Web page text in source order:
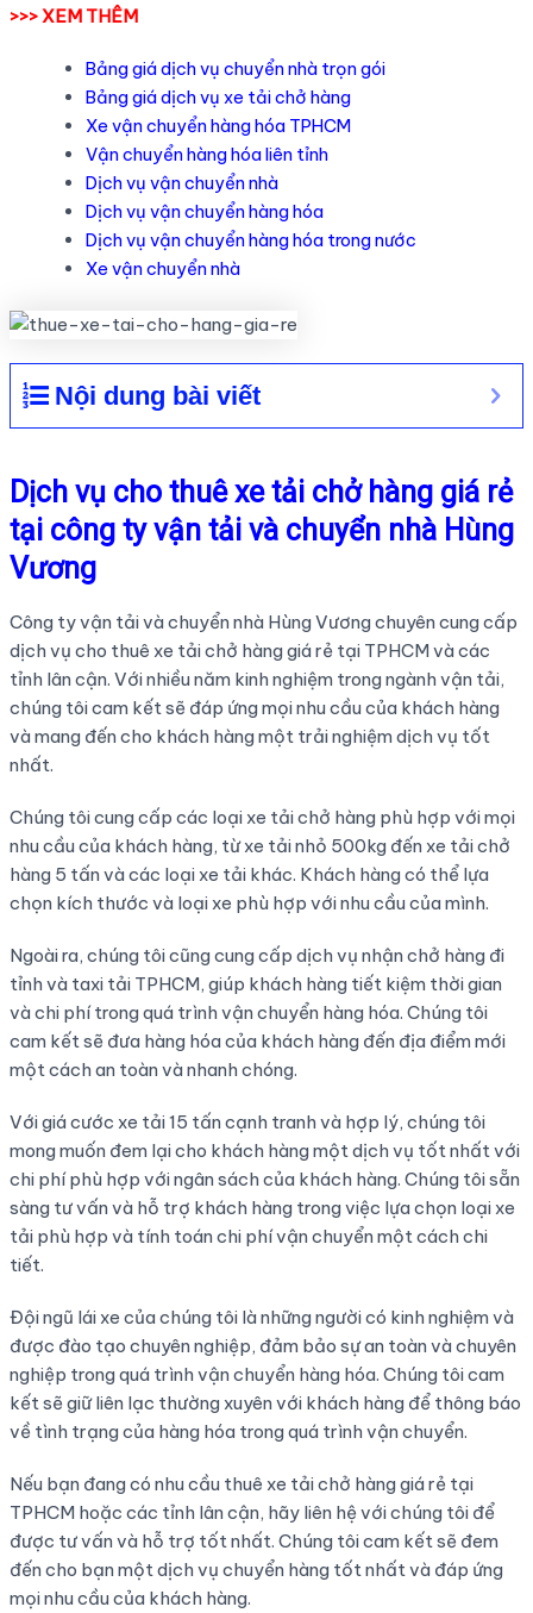
>>> XEM THÊM
Bảng giá dịch vụ chuyển nhà trọn gói
Bảng giá dịch vụ xe tải chở hàng
Xe vận chuyển hàng hóa TPHCM
Vận chuyển hàng hóa liên tỉnh
Dịch vụ vận chuyển nhà
Dịch vụ vận chuyển hàng hóa
Dịch vụ vận chuyển hàng hóa trong nước
Xe vận chuyển nhà
Nội dung bài viết
Dịch vụ cho thuê xe tải chở hàng giá rẻ
tại công ty vận tải và chuyển nhà Hùng
Vương
Công ty vận tải và chuyển nhà Hùng Vương chuyên cung cấp
dịch vụ cho thuê xe tải chở hàng giá rẻ tại TPHCM và các
tỉnh lân cận. Với nhiều năm kinh nghiệm trong ngành vận tải,
chúng tôi cam kết sẽ đáp ứng mọi nhu cầu của khách hàng
và mang đến cho khách hàng một trải nghiệm dịch vụ tốt
nhất.
Chúng tôi cung cấp các loại xe tải chở hàng phù hợp với mọi
nhu cầu của khách hàng, từ xe tải nhỏ 500kg đến xe tải chở
hàng 5 tấn và các loại xe tải khác. Khách hàng có thể lựa
chọn kích thước và loại xe phù hợp với nhu cầu của mình.
Ngoài ra, chúng tôi cũng cung cấp dịch vụ nhận chở hàng đi
tỉnh và taxi tải TPHCM, giúp khách hàng tiết kiệm thời gian
và chi phí trong quá trình vận chuyển hàng hóa. Chúng tôi
cam kết sẽ đưa hàng hóa của khách hàng đến địa điểm mới
một cách an toàn và nhanh chóng.
Với giá cước xe tải 15 tấn cạnh tranh và hợp lý, chúng tôi
mong muốn đem lại cho khách hàng một dịch vụ tốt nhất với
chi phí phù hợp với ngân sách của khách hàng. Chúng tôi sẵn
sàng tư vấn và hỗ trợ khách hàng trong việc lựa chọn loại xe
tải phù hợp và tính toán chi phí vận chuyển một cách chi
tiết.
Đội ngũ lái xe của chúng tôi là những người có kinh nghiệm và
được đào tạo chuyên nghiệp, đảm bảo sự an toàn và chuyên
nghiệp trong quá trình vận chuyển hàng hóa. Chúng tôi cam
kết sẽ giữ liên lạc thường xuyên với khách hàng để thông báo
về tình trạng của hàng hóa trong quá trình vận chuyển.
Nếu bạn đang có nhu cầu thuê xe tải chở hàng giá rẻ tại
TPHCM hoặc các tỉnh lân cận, hãy liên hệ với chúng tôi để
được tư vấn và hỗ trợ tốt nhất. Chúng tôi cam kết sẽ đem
đến cho bạn một dịch vụ chuyển hàng tốt nhất và đáp ứng
mọi nhu cầu của khách hàng.